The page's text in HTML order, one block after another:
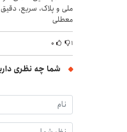
ملی و پلاک، سریع،
معطلی
۱ ۰
شما چه نظری